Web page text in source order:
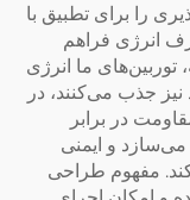
را برای تطبیق با
انرژی فراهم
۳ متر بر ثانیه، توربین‌های ما انرژی
نیز جذب می‌کنند، در
در برابر
را فراهم می‌سازد و ایمنی
مفهوم طراحی